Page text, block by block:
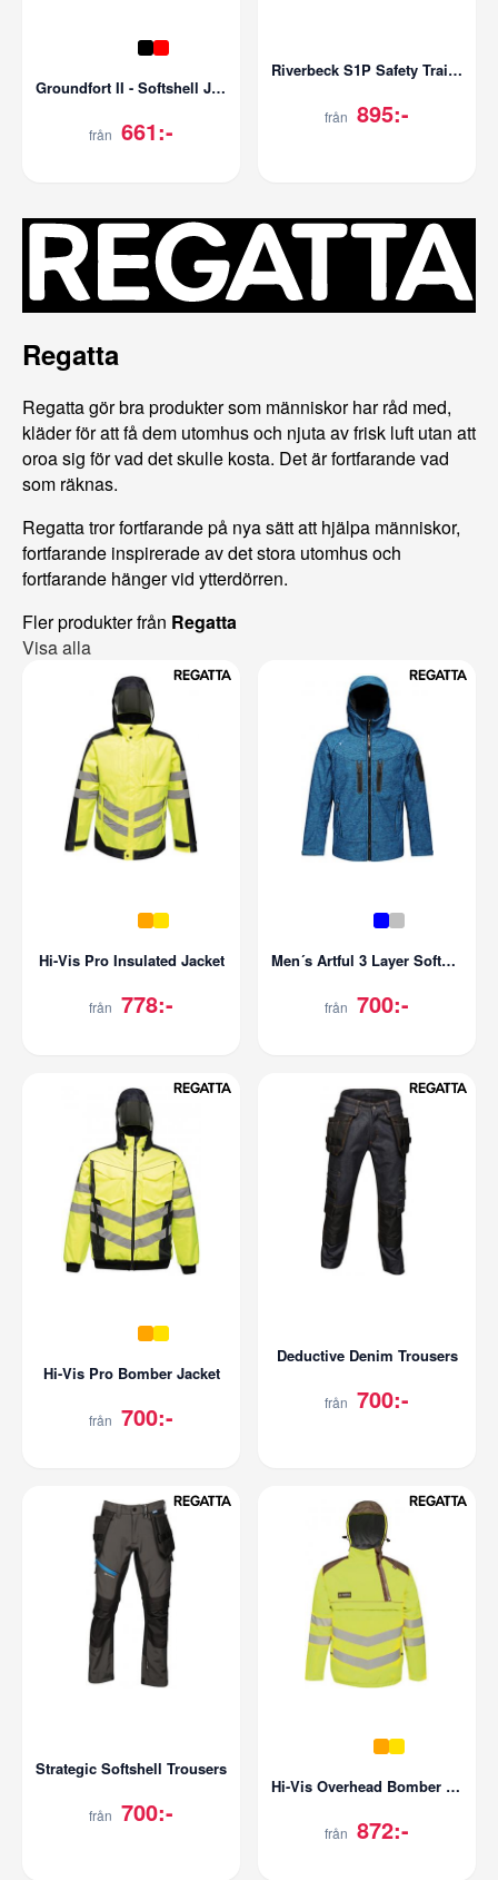
Groundfort II - Softshell Jacket
från 661:-
Riverbeck S1P Safety Trainer
från 895:-
Regatta
Regatta gör bra produkter som människor har råd med,
kläder för att få dem utomhus och njuta av frisk luft utan att
oroa sig för vad det skulle kosta. Det är fortfarande vad
som räknas.
Regatta tror fortfarande på nya sätt att hjälpa människor,
fortfarande inspirerade av det stora utomhus och
fortfarande hänger vid ytterdörren.
Fler produkter från Regatta
Visa alla
Hi-Vis Pro Insulated Jacket
från 778:-
Men´s Artful 3 Layer Softshell Jacket
från 700:-
Hi-Vis Pro Bomber Jacket
från 700:-
Deductive Denim Trousers
från 700:-
Strategic Softshell Trousers
från 700:-
Hi-Vis Overhead Bomber Jacket
från 872:-